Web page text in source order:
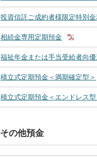
投資信託ご成約者様限定特別金
相続金専用定期預金
福祉年金または手当受給者向優
積立式定期預金＜満期確定型＞
積立式定期預金＜エンドレス型
その他預金